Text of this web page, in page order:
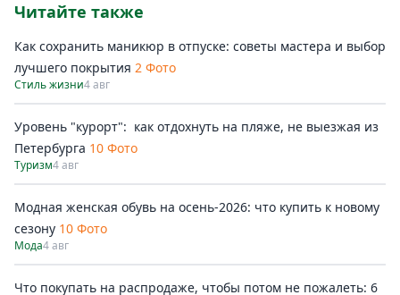
Читайте также
Как сохранить маникюр в отпуске: советы мастера и выбор
лучшего покрытия 2 Фото
Стиль жизни4 авг
Уровень "курорт": как отдохнуть на пляже, не выезжая из
Петербурга 10 Фото
Туризм4 авг
Модная женская обувь на осень-2026: что купить к новому
сезону 10 Фото
Мода4 авг
Что покупать на распродаже, чтобы потом не пожалеть: 6